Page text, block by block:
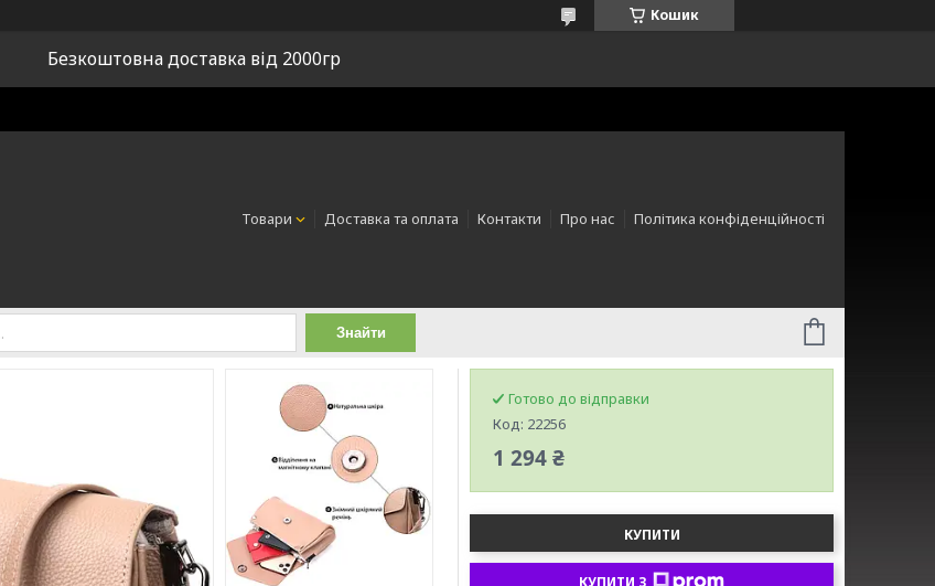
Кошик
Безкоштовна доставка від 2000гр
Товари Доставка та оплата Контакти Про нас Політика конфіденційності
Знайти
Готово до відправки
Код: 22256
1 294 ₴
КУПИТИ
КУПИТИ З